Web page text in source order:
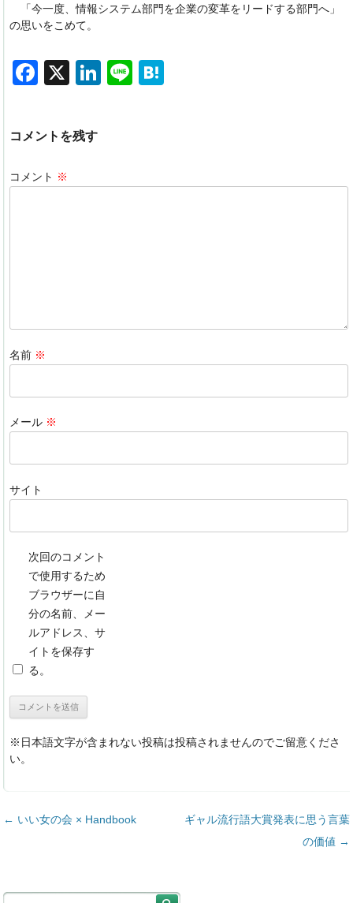
「今一度、情報システム部門を企業の変革をリードする部門へ」
の思いをこめて。
F
e
b
X
Li
Li
コメントを残す
コメント ※
名前 ※
メール ※
サイト
次回のコメント
で使用するため
ブラウザーに自
分の名前、メー
ルアドレス、サ
イトを保存す
る。
※日本語文字が含まれない投稿は投稿されませんのでご留意くださ
い。
投稿ナビゲーション
← いい女の会 × Handbook
ギャル流行語大賞発表に思う言葉
の価値 →